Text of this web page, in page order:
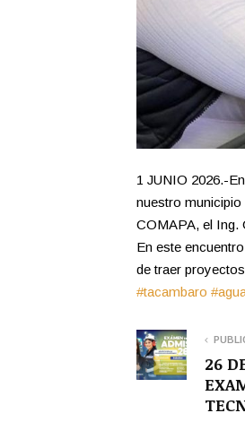
1 JUNIO 2026.-
nuestro
COMAPA, el Ing.
En este
de traer
#tacambaro
26